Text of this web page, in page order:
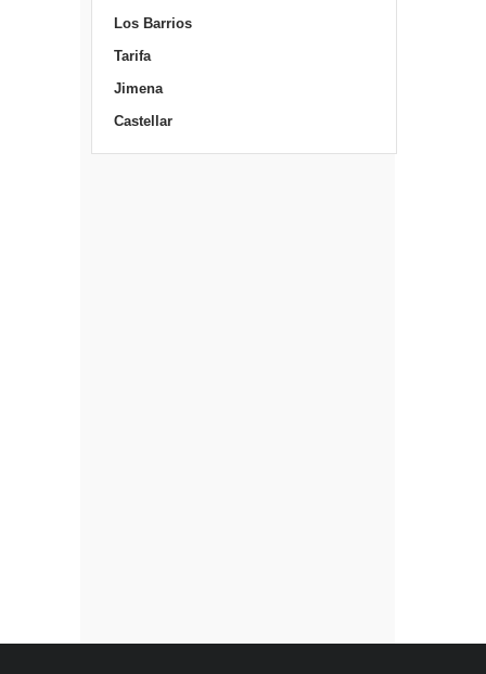
Los Barrios
Tarifa
Jimena
Castellar